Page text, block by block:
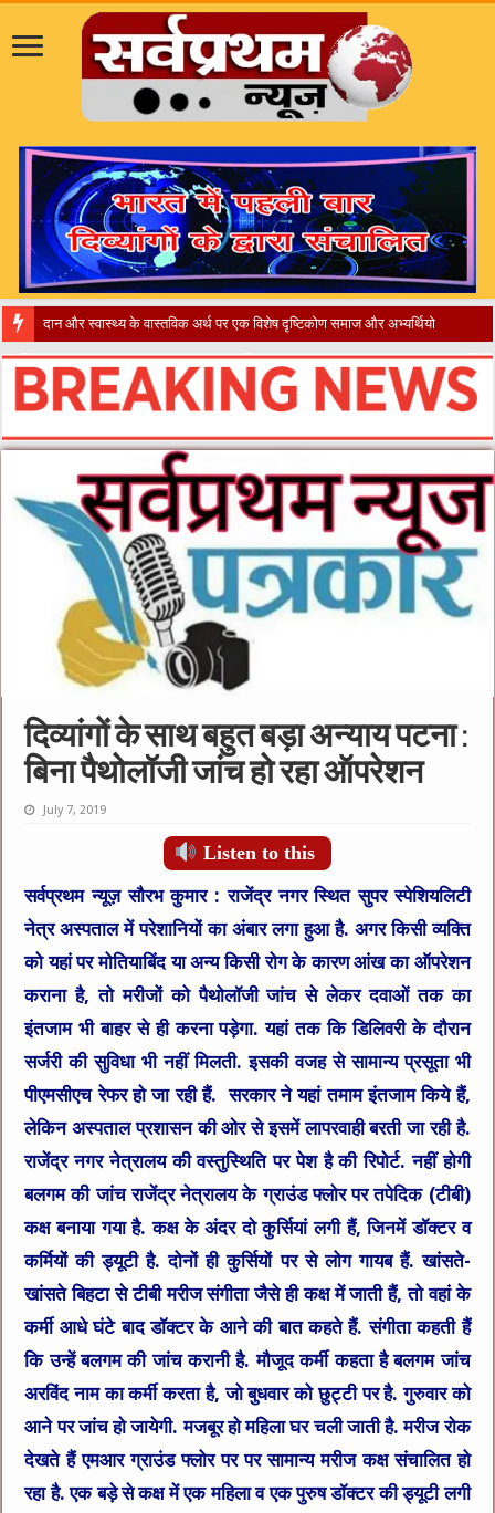
​”कानून तो बदल गया 2016 में, दिव्
दिव्यांगों के साथ बहुत बड़ा अन्याय पटना :
बिना पैथोलॉजी जांच हो रहा ऑपरेशन
July 7, 2019
Listen to this
सर्वप्रथम न्यूज़ सौरभ कुमार : राजेंद्र नगर स्थित सुपर स्पेशियलिटी
नेत्र अस्पताल में परेशानियों का अंबार लगा हुआ है. अगर किसी व्यक्ति
को यहां पर मोतियाबिंद या अन्य किसी रोग के कारण आंख का ऑपरेशन
कराना है, तो मरीजों को पैथोलॉजी जांच से लेकर दवाओं तक का
इंतजाम भी बाहर से ही करना पड़ेगा. यहां तक कि डिलिवरी के दौरान
सर्जरी की सुविधा भी नहीं मिलती. इसकी वजह से सामान्य प्रसूता भी
पीएमसीएच रेफर हो जा रही हैं. सरकार ने यहां तमाम इंतजाम किये हैं,
लेकिन अस्पताल प्रशासन की ओर से इसमें लापरवाही बरती जा रही है.
राजेंद्र नगर नेत्रालय की वस्तुस्थिति पर पेश है की रिपोर्ट. नहीं होगी
बलगम की जांच राजेंद्र नेत्रालय के ग्राउंड फ्लोर पर तपेदिक (टीबी)
कक्ष बनाया गया है. कक्ष के अंदर दो कुर्सियां लगी हैं, जिनमें डॉक्टर व
कर्मियों की ड्यूटी है. दोनों ही कुर्सियों पर से लोग गायब हैं. खांसते-
खांसते बिहटा से टीबी मरीज संगीता जैसे ही कक्ष में जाती हैं, तो वहां के
कर्मी आधे घंटे बाद डॉक्टर के आने की बात कहते हैं. संगीता कहती हैं
कि उन्हें बलगम की जांच करानी है. मौजूद कर्मी कहता है बलगम जांच
अरविंद नाम का कर्मी करता है, जो बुधवार को छुट्टी पर है. गुरुवार को
आने पर जांच हो जायेगी. मजबूर हो महिला घर चली जाती है. मरीज रोक
देखते हैं एमआर ग्राउंड फ्लोर पर पर सामान्य मरीज कक्ष संचालित हो
रहा है. एक बड़े से कक्ष में एक महिला व एक पुरुष डॉक्टर की ड्यूटी लगी